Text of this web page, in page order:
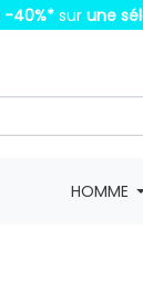
-40%* sur une
HOMME